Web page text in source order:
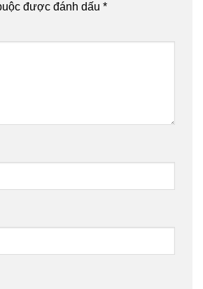
được đánh dấu *